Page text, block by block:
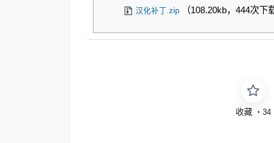
汉化补丁.zip （108.20kb，444次下
收藏 ・ 34